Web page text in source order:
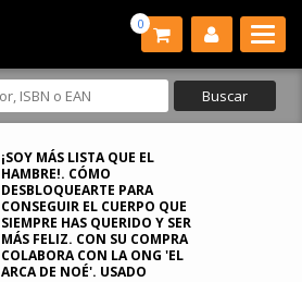
0
¡SOY MÁS LISTA QUE EL
HAMBRE!. CÓMO
DESBLOQUEARTE PARA
CONSEGUIR EL CUERPO QUE
SIEMPRE HAS QUERIDO Y SER
MÁS FELIZ. CON SU COMPRA
COLABORA CON LA ONG 'EL
ARCA DE NOÉ'. USADO